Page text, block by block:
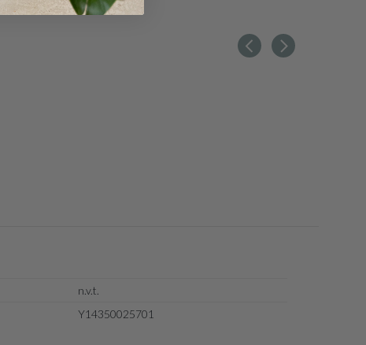
n.v.t.
Y14350025701